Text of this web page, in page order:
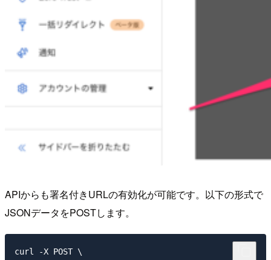
APIからも署名付きURLの有効化が可能です。以下の形式で
JSONデータをPOSTします。
curl -X POST \